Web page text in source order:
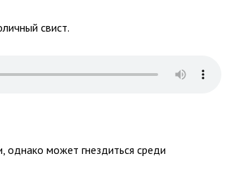
свист.
однако может гнездиться среди